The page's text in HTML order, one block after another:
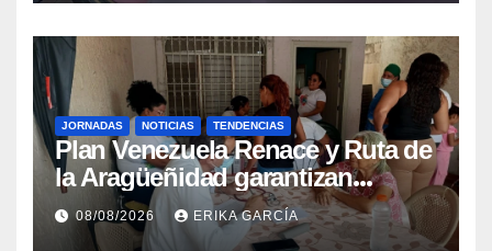
JORNADAS NOTICIAS TENDENCIAS
Plan Venezuela Renace y Ruta de
la Aragüeñidad garantizan
atención médica integral en
Aragua
08/08/2026 ERIKA GARCÍA